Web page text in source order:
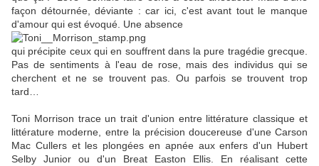
façon détournée, déviante : car ici, c'est avant tout le manque
d'amour qui est évoqué. Une absence
qui précipite ceux qui en souffrent dans la pure tragédie grecque.
Pas de sentiments à l'eau de rose, mais des individus qui se
cherchent et ne se trouvent pas. Ou parfois se trouvent trop
tard…
Toni Morrison trace un trait d'union entre littérature classique et
littérature moderne, entre la précision doucereuse d'une Carson
Mac Cullers et les plongées en apnée aux enfers d'un Hubert
Selby Junior ou d'un Breat Easton Ellis. En réalisant cette